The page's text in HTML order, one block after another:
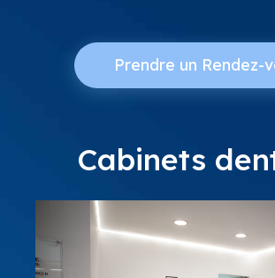
Prendre un Rendez-
Cabinets